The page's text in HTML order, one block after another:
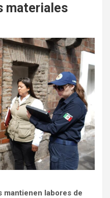
materiales
mantienen labores de